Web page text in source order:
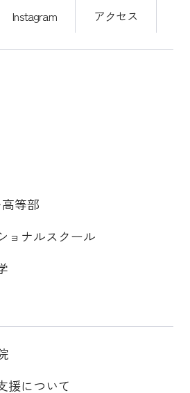
Instagram アクセス
等部
ョナルスクール
援について